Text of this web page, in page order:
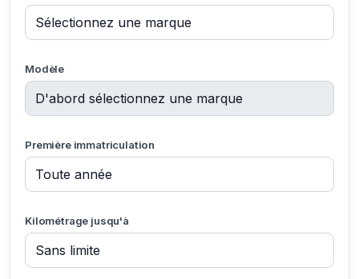
Modèle
Première immatriculation
Kilométrage jusqu'à